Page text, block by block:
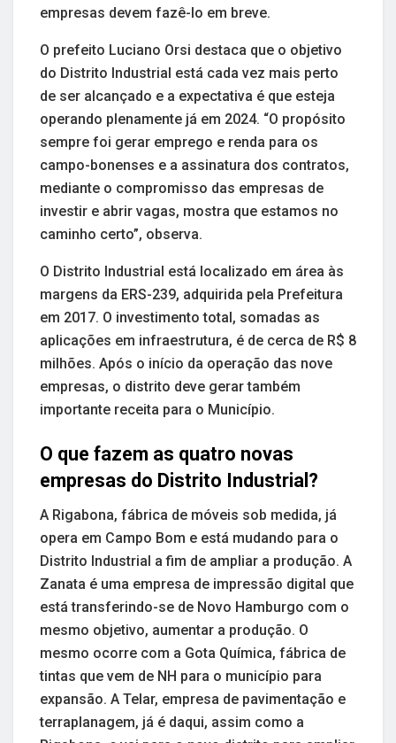
empresas devem fazê-lo em breve.
O prefeito Luciano Orsi destaca que o objetivo
do Distrito Industrial está cada vez mais perto
de ser alcançado e a expectativa é que esteja
operando plenamente já em 2024. “O propósito
sempre foi gerar emprego e renda para os
campo-bonenses e a assinatura dos contratos,
mediante o compromisso das empresas de
investir e abrir vagas, mostra que estamos no
caminho certo”, observa.
O Distrito Industrial está localizado em área às
margens da ERS-239, adquirida pela Prefeitura
em 2017. O investimento total, somadas as
aplicações em infraestrutura, é de cerca de R$ 8
milhões. Após o início da operação das nove
empresas, o distrito deve gerar também
importante receita para o Município.
O que fazem as quatro novas
empresas do Distrito Industrial?
A Rigabona, fábrica de móveis sob medida, já
opera em Campo Bom e está mudando para o
Distrito Industrial a fim de ampliar a produção. A
Zanata é uma empresa de impressão digital que
está transferindo-se de Novo Hamburgo com o
mesmo objetivo, aumentar a produção. O
mesmo ocorre com a Gota Química, fábrica de
tintas que vem de NH para o município para
expansão. A Telar, empresa de pavimentação e
terraplanagem, já é daqui, assim como a